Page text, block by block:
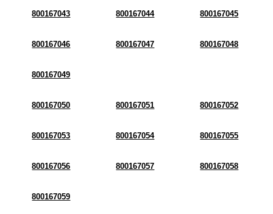
800167043 800167044 800167045
800167046 800167047 800167048
800167049
800167050 800167051 800167052
800167053 800167054 800167055
800167056 800167057 800167058
800167059